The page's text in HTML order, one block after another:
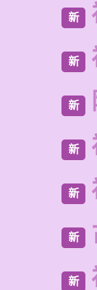
新
新
新
新
新
新
新